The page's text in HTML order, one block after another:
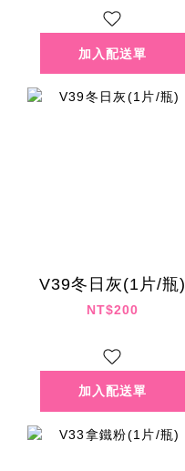
V39冬日灰(1片/瓶)
NT$200